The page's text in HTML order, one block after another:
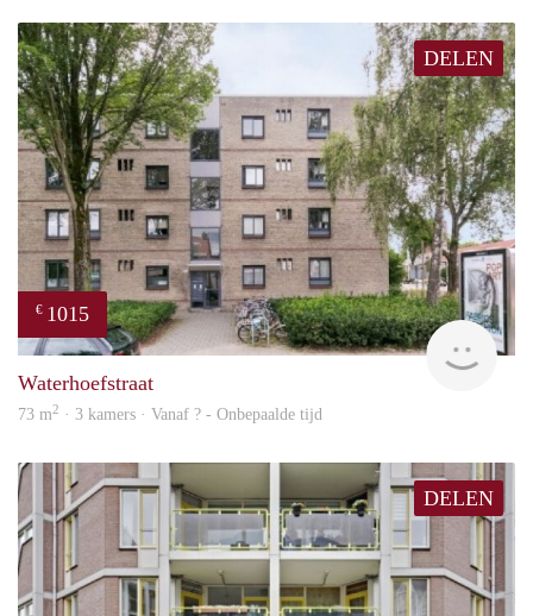
DELEN
€ 1015
Waterhoefstraat
73 m2 · 3 kamers · Vanaf ? - Onbepaalde tijd
DELEN